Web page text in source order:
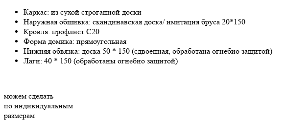
Каркас: из сухой строганной доски
Наружная обшивка: скандинавская доска/ имитация бруса 20*150
Кровля: профлист С20
Форма домика: прямоугольная
Нижняя обвязка: доска 50 * 150 (сдвоенная, обработана огнебио защитой)
Лаги: 40 * 150 (обработаны огнебио защитой)
можем сделать
по индивидуальным
размерам